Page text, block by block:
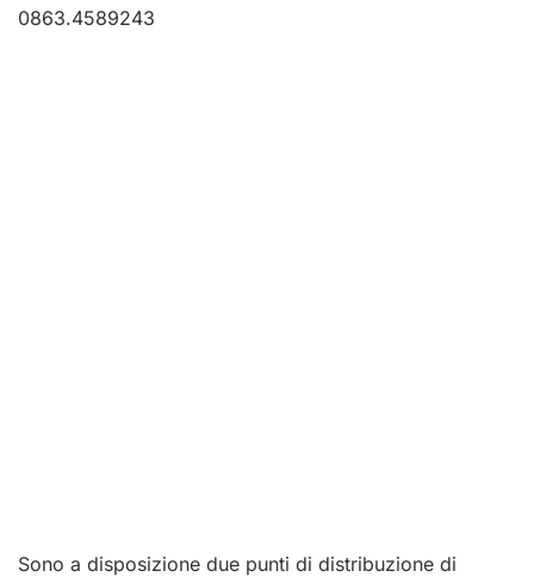
0863.4589243
Sono a disposizione due punti di distribuzione di